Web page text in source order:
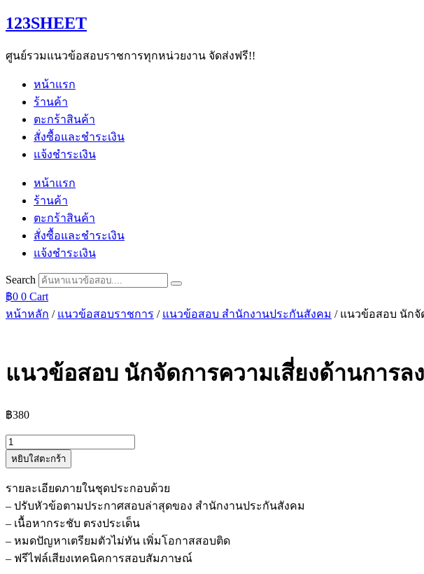
Skip
to
123SHEET
ศูนย์รวมแนวข้อสอบราชการทุกหน่วยงาน จัดส่งฟรี!!
หน้าแรก
ร้านค้า
ตะกร้าสินค้า
สั่งซื้อและชำระเงิน
แจ้งชำระเงิน
หน้าแรก
ร้านค้า
ตะกร้าสินค้า
สั่งซื้อและชำระเงิน
แจ้งชำระเงิน
Search
฿0 0 Cart
หน้าหลัก / แนวข้อสอบราชการ / แนวข้อสอบ สำนักงานประกันสังคม / แนวข้อสอบ นักจั
แนวข้อสอบ นักจัดการความเสี่ยงด้านการ
฿380
จำนวน
แนว
นัก
จัดการ
ความ
เสี่ยง
ด้าน
หยิบใส่ตะกร้า
รายละเอียดภายในชุดประกอบด้วย
– ปรับหัวข้อตามประกาศสอบล่าสุดของ สำนักงานประกันสังคม
– เนื้อหากระชับ ตรงประเด็น
– หมดปัญหาเตรียมตัวไม่ทัน เพิ่มโอกาสสอบติด
– ฟรีไฟล์เสียงเทคนิคการสอบสัมภาษณ์